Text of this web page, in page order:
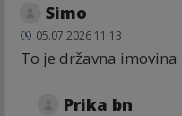
Simo
05.07.2026 11:13
To je državna imovina
Prika bn